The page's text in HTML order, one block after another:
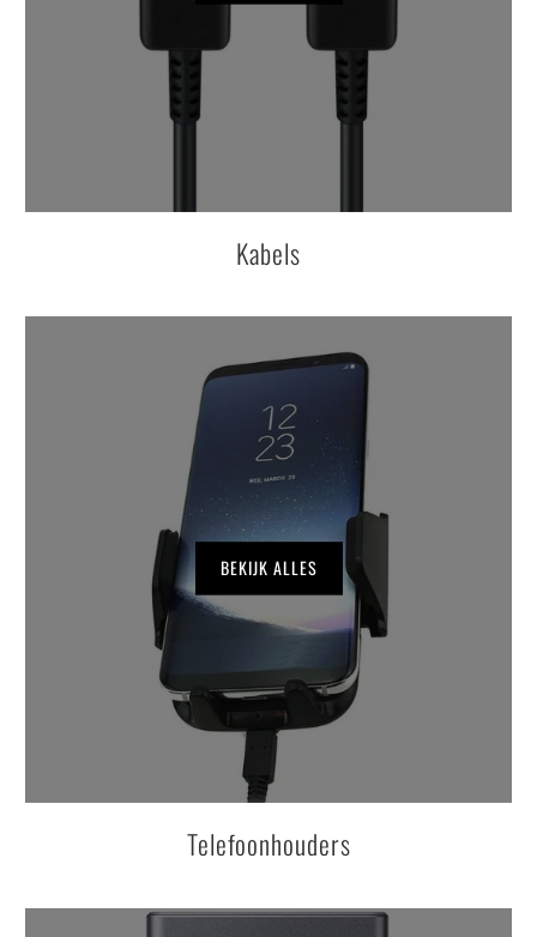
Kabels
BEKIJK ALLES
Telefoonhouders